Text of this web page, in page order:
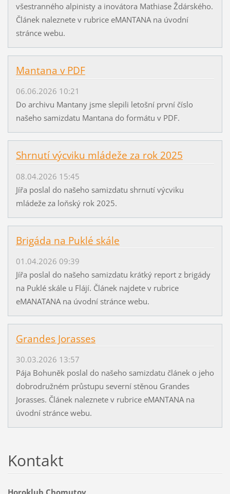
všestranného alpinisty a inovátora Mathiase Ždárského.
Článek naleznete v rubrice eMANTANA na úvodní
stránce webu.
Mantana v PDF
06.06.2026 10:21
Do archivu Mantany jsme slepili letošní první číslo
našeho samizdatu Mantana do formátu v PDF.
Shrnutí výcviku mládeže za rok 2025
08.04.2026 15:45
Jířa poslal do našeho samizdatu shrnutí výcviku
mládeže za loňský rok 2025.
Brigáda na Puklé skále
01.04.2026 09:39
Jířa poslal do našeho samizdatu krátký report z brigády
na Puklé skále u Flájí. Článek najdete v rubrice
eMANATANA na úvodní stránce webu.
Grandes Jorasses
30.03.2026 13:57
Pája Bohuněk poslal do našeho samizdatu článek o jeho
dobrodružném průstupu severní stěnou Grandes
Jorasses. Článek naleznete v rubrice eMANTANA na
úvodní stránce webu.
Kontakt
Horoklub Chomutov